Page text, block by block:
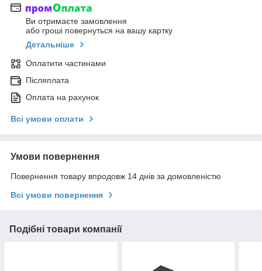
Ви отримаєте замовлення
або гроші повернуться на вашу картку
Детальніше
Оплатити частинами
Післяплата
Оплата на рахунок
Всі умови оплати
Умови повернення
Повернення товару впродовж 14 днів за домовленістю
Всі умови повернення
Подібні товари компанії